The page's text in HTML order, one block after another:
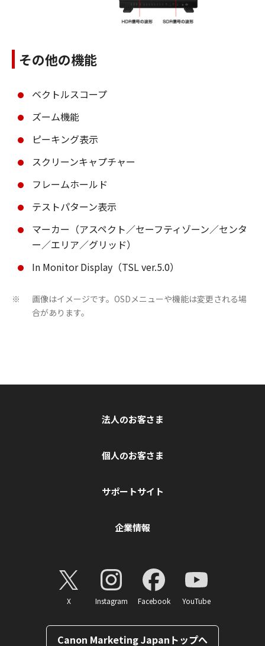
その他の機能
ベクトルスコープ
ズーム機能
ピーキング表示
スクリーンキャプチャー
フレームホールド
テストパターン表示
マーカー（アスペクト／セーフティゾーン／センタ
ー／エリア／グリッド）
In Monitor Display（TSL ver.5.0）
※
画像はイメージです。OSDメニューや機能は変更される場
合があります。
法人のお客さま
個人のお客さま
サポートサイト
企業情報
X Instagram Facebook YouTube
Canon Marketing Japanトップへ